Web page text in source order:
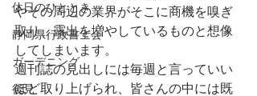
休日のひととき
静岡県行政書士会
ガーデニング
後見
やその周辺の業界がそこに商機を嗅ぎ
取り、露出を増やしているものと想像
してしまいます。
週刊誌の見出しには毎週と言っていい
ほど取り上げられ、皆さんの中には既